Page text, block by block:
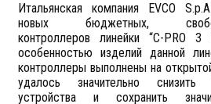
Итальянская компания EVCO S.p.A
новых бюджетных,
контроллеров линейки “C-PRO 3
особенностью изделий данной
контроллеры выполнены на
удалось значительно снизить
устройства и сохранить